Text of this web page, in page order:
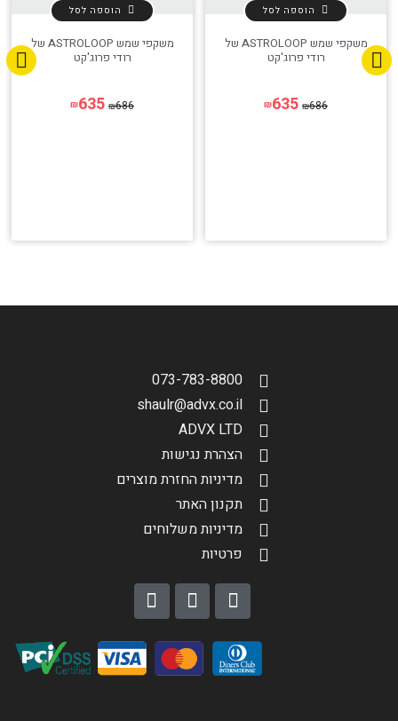
משקפי שמש ASTROLOOP של
רודי פרוג'קט
₪686
₪635
הוספה לסל
משקפי שמש ASTROLOOP של
רודי פרוג'קט
₪686
₪635
הוספה לסל
073-783-8800
shaulr@advx.co.il
ADVX LTD
הצהרת נגישות
מדיניות החזרת מוצרים
תקנון האתר
מדיניות משלוחים
פרטיות